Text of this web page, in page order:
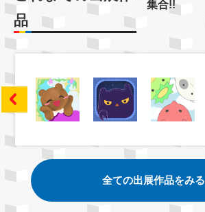
品
集合!!
全ての出展作品をみる